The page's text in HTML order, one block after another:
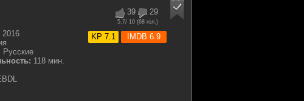
39 29
5.7/ 10 (68 гол.)
KP 7.1 IMDB 6.9
2016
118 мин.